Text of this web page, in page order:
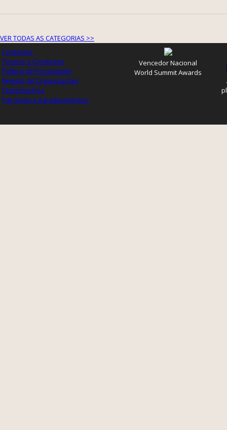
VER TODAS AS CATEGORIAS >>
Contactos
Termos e Condições
Política de Privacidade
Registo de Organizações
Testemunhos
Parcerias e Agradecimentos
Vencedor Nacional
World Summit Awards